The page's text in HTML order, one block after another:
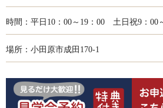
時間：平日10：00～19：00 土日祝9：00
場所：小田原市成田170-1